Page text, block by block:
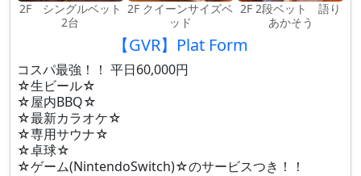
2F シングルベット
2台
2F クイーンサイズベ
ッド
2F 2段ベット 語り
あかそう
【GVR】Plat Form
コスパ最強！！ 平日60,000円
☆生ビール☆
☆屋内BBQ☆
☆最新カラオケ☆
☆専用サウナ☆
☆卓球☆
☆ゲーム(NintendoSwitch)☆のサービスつき！！